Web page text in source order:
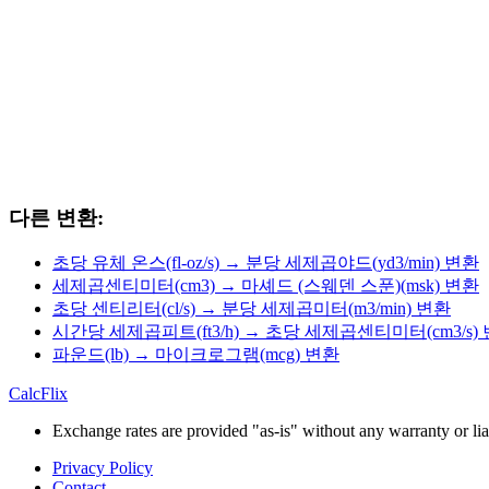
다른 변환:
초당 유체 온스(fl-oz/s) → 분당 세제곱야드(yd3/min) 변환
세제곱센티미터(cm3) → 마셰드 (스웨덴 스푼)(msk) 변환
초당 센티리터(cl/s) → 분당 세제곱미터(m3/min) 변환
시간당 세제곱피트(ft3/h) → 초당 세제곱센티미터(cm3/s)
파운드(lb) → 마이크로그램(mcg) 변환
CalcFlix
Exchange rates are provided "as-is" without any warranty or
Privacy Policy